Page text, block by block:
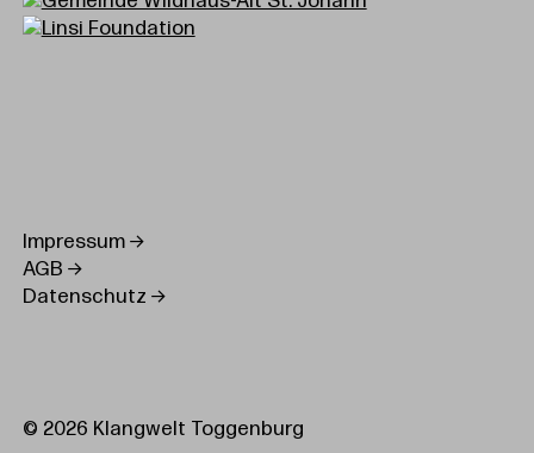
Impressum
AGB
Datenschutz
© 2026 Klangwelt Toggenburg